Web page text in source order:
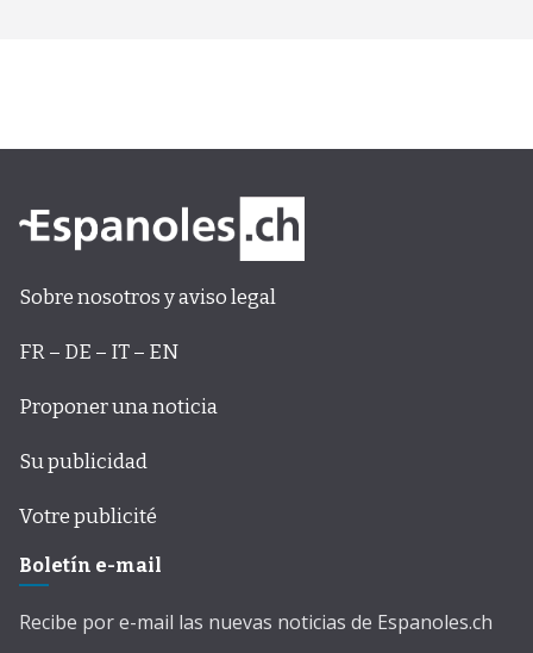
Sobre nosotros y aviso legal
FR – DE – IT – EN
Proponer una noticia
Su publicidad
Votre publicité
Boletín e-mail
Recibe por e-mail las nuevas noticias de Espanoles.ch